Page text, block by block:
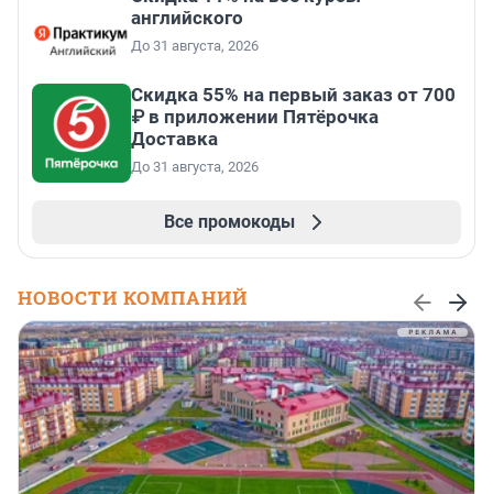
английского
До 31 августа, 2026
Скидка 55% на первый заказ от 700
₽ в приложении Пятёрочка
Доставка
До 31 августа, 2026
Все промокоды
НОВОСТИ КОМПАНИЙ